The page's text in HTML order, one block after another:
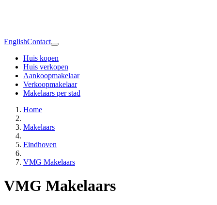
EnglishContact
Huis kopen
Huis verkopen
Aankoopmakelaar
Verkoopmakelaar
Makelaars per stad
Home
Makelaars
Eindhoven
VMG Makelaars
VMG Makelaars